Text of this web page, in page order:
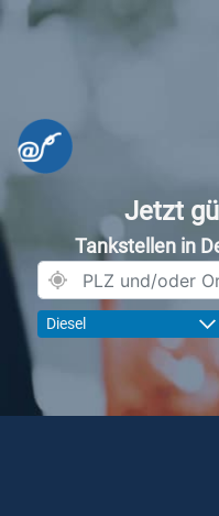
Jetzt
Tankstellen in
Diesel